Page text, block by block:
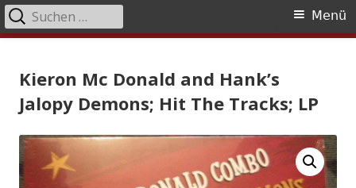
zum
Primäres
Menü
Suchen
nach:
Kieron Mc Donald and Hank’s
Jalopy Demons; Hit The Tracks; LP